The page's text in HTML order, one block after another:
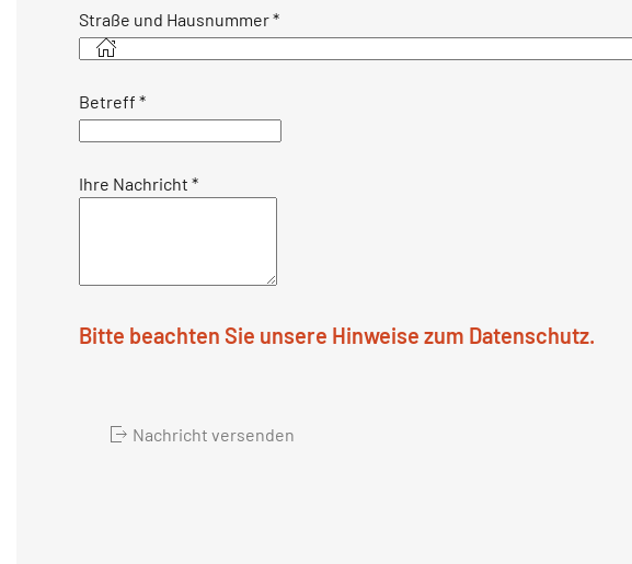
Straße und Hausnummer*
Betreff *
Ihre Nachricht *
Bitte beachten Sie unsere Hinweise zum Datenschutz.
Nachricht versenden